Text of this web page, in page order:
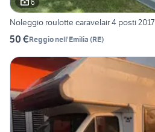
6
Noleggio roulotte caravelair 4 posti 2017
50 €Reggio nell'Emilia (RE)